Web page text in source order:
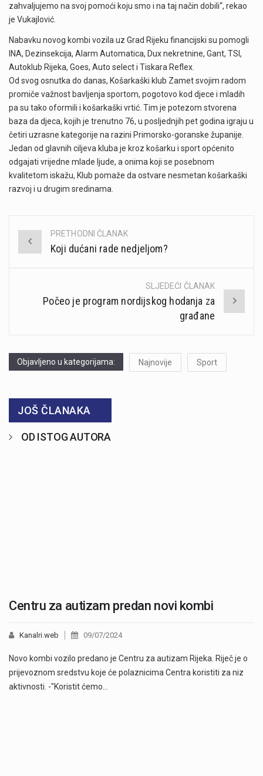
zahvaljujemo na svoj pomoći koju smo i na taj način dobili“, rekao
je Vukajlović.
Nabavku novog kombi vozila uz Grad Rijeku financijski su pomogli
INA, Dezinsekcija, Alarm Automatica, Dux nekretnine, Gant, TSI,
Autoklub Rijeka, Goes, Auto select i Tiskara Reflex.
Od svog osnutka do danas, Košarkaški klub Zamet svojim radom
promiče važnost bavljenja sportom, pogotovo kod djece i mladih
pa su tako oformili i košarkaški vrtić. Tim je potezom stvorena
baza da djeca, kojih je trenutno 76, u posljednjih pet godina igraju u
četiri uzrasne kategorije na razini Primorsko-goranske županije.
Jedan od glavnih ciljeva kluba je kroz košarku i sport općenito
odgajati vrijedne mlade ljude, a onima koji se posebnom
kvalitetom iskažu, Klub pomaže da ostvare nesmetan košarkaški
razvoj i u drugim sredinama.
Post
navigation
PRETHODNI ČLANAK
Koji dućani rade nedjeljom?
SLJEDEĆI ČLANAK
Počeo je program nordijskog hodanja za
građane
Objavljeno u kategorijama: Najnovije Sport
JOŠ ČLANAKA
OD ISTOG AUTORA
Centru za autizam predan novi kombi
Kanalri.web 09/07/2024
Novo kombi vozilo predano je Centru za autizam Rijeka. Riječ je o
prijevoznom sredstvu koje će polaznicima Centra koristiti za niz
aktivnosti. -"Koristit ćemo…